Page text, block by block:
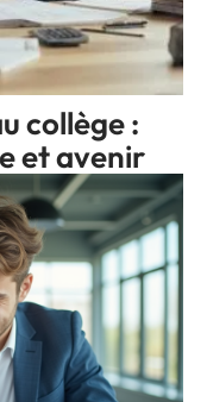
collège :
et avenir